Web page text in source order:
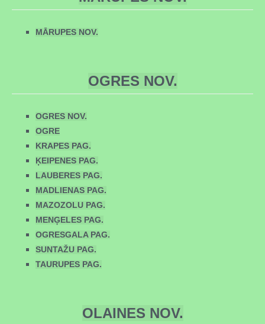
MĀRUPES NOV.
OGRES NOV.
OGRES NOV.
OGRE
KRAPES PAG.
ĶEIPENES PAG.
LAUBERES PAG.
MADLIENAS PAG.
MAZOZOLU PAG.
MENĢELES PAG.
OGRESGALA PAG.
SUNTAŽU PAG.
TAURUPES PAG.
OLAINES NOV.